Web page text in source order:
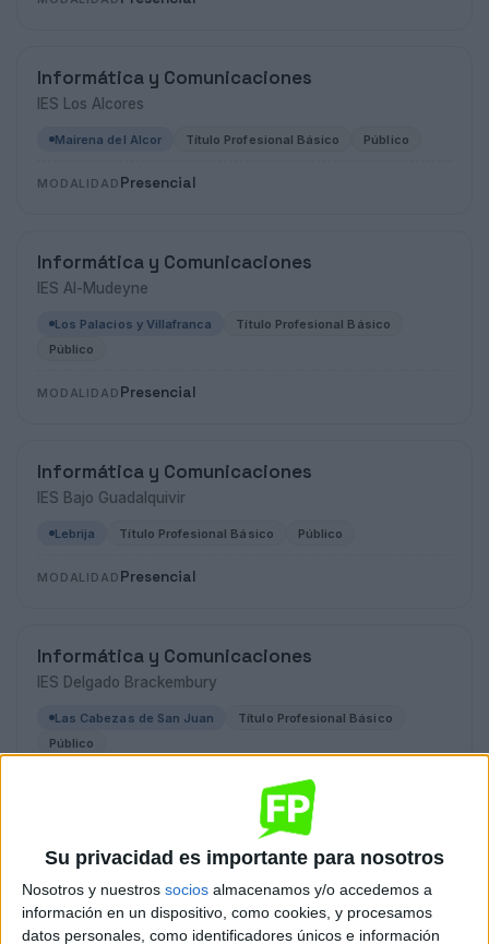
Su privacidad es importante para nosotros
Nosotros y nuestros socios almacenamos y/o accedemos a
información en un dispositivo, como cookies, y procesamos
datos personales, como identificadores únicos e información
Informática y Comunicaciones
IES Los Alcores
Mairena del Alcor Título Profesional Básico Público
MODALIDAD Presencial
Informática y Comunicaciones
IES Al-Mudeyne
Los Palacios y Villafranca
Título Profesional Básico
Público
MODALIDAD Presencial
Informática y Comunicaciones
IES Bajo Guadalquivir
Lebrija Título Profesional Básico Público
MODALIDAD Presencial
Informática y Comunicaciones
IES Delgado Brackembury
Las Cabezas de San Juan
Título Profesional Básico
Público
Informática y Comunicaciones
IES Lago Ligur
Título Profesional Básico Público